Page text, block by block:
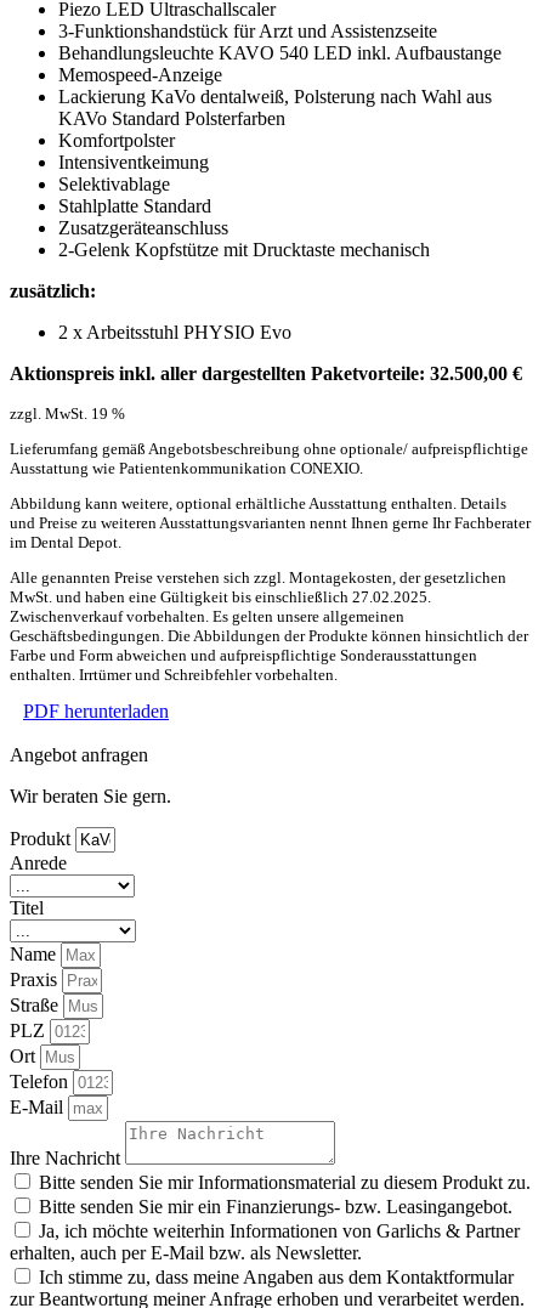
Piezo LED Ultraschallscaler
3-Funktionshandstück für Arzt und Assistenzseite
Behandlungsleuchte KAVO 540 LED inkl. Aufbaustange
Memospeed-Anzeige
Lackierung KaVo dentalweiß, Polsterung nach Wahl aus
KAVo Standard Polsterfarben
Komfortpolster
Intensiventkeimung
Selektivablage
Stahlplatte Standard
Zusatzgeräteanschluss
2-Gelenk Kopfstütze mit Drucktaste mechanisch
zusätzlich:
2 x Arbeitsstuhl PHYSIO Evo
Aktionspreis inkl. aller dargestellten Paketvorteile: 32.500,00 €
zzgl. MwSt. 19 %
Lieferumfang gemäß Angebotsbeschreibung ohne optionale/ aufpreispflichtige
Ausstattung wie Patientenkommunikation CONEXIO.
Abbildung kann weitere, optional erhältliche Ausstattung enthalten. Details
und Preise zu weiteren Ausstattungsvarianten nennt Ihnen gerne Ihr Fachberater
im Dental Depot.
Alle genannten Preise verstehen sich zzgl. Montagekosten, der gesetzlichen
MwSt. und haben eine Gültigkeit bis einschließlich 27.02.2025.
Zwischenverkauf vorbehalten. Es gelten unsere allgemeinen
Geschäftsbedingungen. Die Abbildungen der Produkte können hinsichtlich der
Farbe und Form abweichen und aufpreispflichtige Sonderausstattungen
enthalten. Irrtümer und Schreibfehler vorbehalten.
PDF herunterladen
Angebot anfragen
Wir beraten Sie gern.
Produkt
Anrede
Titel
Name
Praxis
Straße
PLZ
Ort
Telefon
E-Mail
Ihre Nachricht
Bitte senden Sie mir Informationsmaterial zu diesem Produkt zu.
Bitte senden Sie mir ein Finanzierungs- bzw. Leasingangebot.
Ja, ich möchte weiterhin Informationen von Garlichs & Partner
erhalten, auch per E-Mail bzw. als Newsletter.
Ich stimme zu, dass meine Angaben aus dem Kontaktformular
zur Beantwortung meiner Anfrage erhoben und verarbeitet werden.